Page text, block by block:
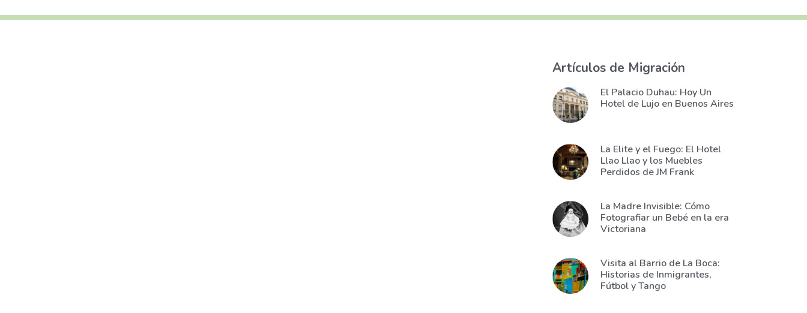
Artículos de Migración
El Palacio Duhau: Hoy Un
Hotel de Lujo en Buenos Aires
La Elite y el Fuego: El Hotel
Llao Llao y los Muebles
Perdidos de JM Frank
La Madre Invisible: Cómo
Fotografiar un Bebé en la era
Victoriana
Visita al Barrio de La Boca:
Historias de Inmigrantes,
Fútbol y Tango